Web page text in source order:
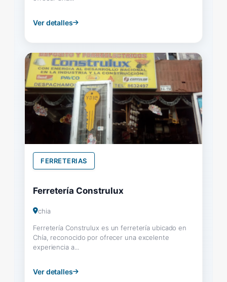
Ver detalles
FERRETERIAS
Ferretería Construlux
chia
Ferretería Construlux es un ferretería ubicado en
Chía, reconocido por ofrecer una excelente
experiencia a...
Ver detalles